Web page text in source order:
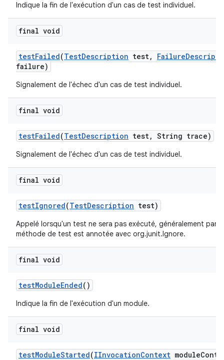
Indique la fin de l'exécution d'un cas de test individuel.
final void
testFailed(TestDescription test, Failure
failure)
Signalement de l'échec d'un cas de test individuel.
final void
testFailed(TestDescription test, String trace)
Signalement de l'échec d'un cas de test individuel.
final void
testIgnored(TestDescription test)
Appelé lorsqu'un test ne sera pas exécuté, généralement
méthode de test est annotée avec org.junit.Ignore.
final void
testModuleEnded()
Indique la fin de l'exécution d'un module.
final void
testModuleStarted(IInvocationContext module